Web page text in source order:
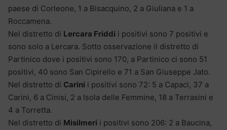
paese di Corleone, 1 a Bisacquino, 2 a Giuliana e 1 a
Roccamena.
Nel distretto di Lercara Friddi i positivi sono 7 positivi e
sono solo a Lercara. Sotto osservazione il distretto di
Partinico dove i positivi sono 170, a Partinico ci sono 51
positivi, 40 sono San Cipirello e 71 a San Giuseppe Jato.
Nel distretto di Carini i positivi sono 72: 5 a Capaci, 37 a
Carini, 6 a Cinisi, 2 a Isola delle Femmine, 18 a Terrasini e
4 a Torretta.
Nel distretto di Misilmeri i positivi sono 206: 2 a Baucina,